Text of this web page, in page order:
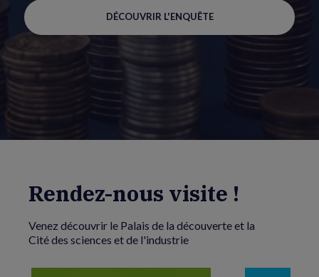
DÉCOUVRIR L'ENQUÊTE
Rendez-nous visite !
Venez découvrir le Palais de la découverte et la
Cité des sciences et de l'industrie